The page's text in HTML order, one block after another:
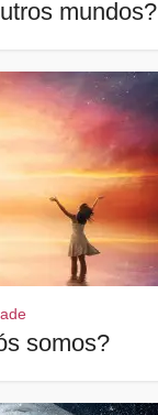
mundos?
somos?